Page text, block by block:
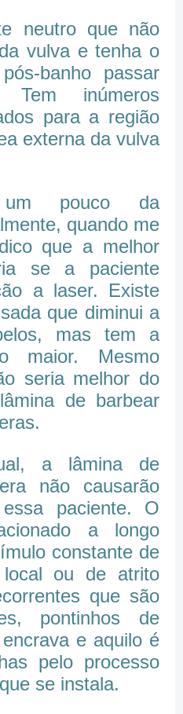
neutro que não
vulva e tenha o
banho passar
Tem inúmeros
para a região
externa da vulva
pouco da
quando me
que a melhor
se a paciente
a laser. Existe
que diminui a
mas tem a
maior. Mesmo
seria melhor do
de barbear
a lâmina de
não causarão
paciente. O
a longo
constante de
local ou de atrito
que são
pontinhos de
e aquilo é
pelo processo
se instala.